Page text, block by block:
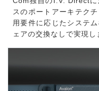
スのポートアーキテク
用要件に応じたシステ
ェアの交換なしで実現し